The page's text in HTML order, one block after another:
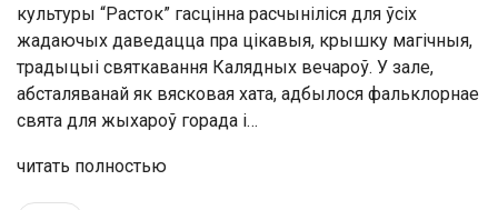
культуры “Расток” гасцінна расчыніліся для ўсіх
жадаючых даведацца пра цікавыя, крышку магічныя,
традыцыі святкавання Калядных вечароў. У зале,
абсталяванай як вясковая хата, адбылося фальклорнае
свята для жыхароў горада і…
читать полностью